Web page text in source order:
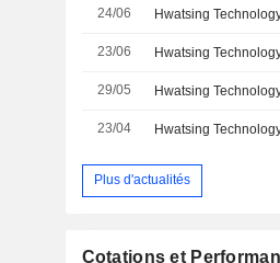
24/06
23/06 Hwatsing
29/05 Hwatsing
23/04 Hwatsing
Plus d'actualités
Cotations et